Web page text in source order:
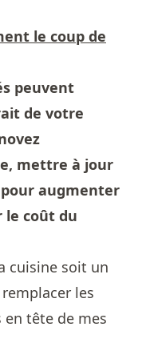
le coup de
peuvent
de votre
mettre à jour
augmenter
le coût du
cuisine soit un
les
en tête de mes